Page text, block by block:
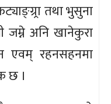
तथा भुसुना
जम्ने अनि खानेकुरा
एवम् रहनसहनमा
छ ।